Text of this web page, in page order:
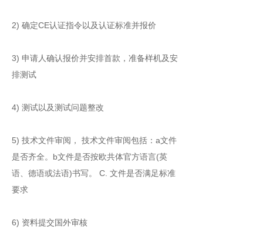
2) 确定CE认证指令以及认证标准并报价
3) 申请人确认报价并安排首款，准备样机及安
排测试
4) 测试以及测试问题整改
5) 技术文件审阅， 技术文件审阅包括：a文件
是否齐全。b文件是否按欧共体官方语言(英
语、德语或法语)书写。 C. 文件是否满足标准
要求
6) 资料提交国外审核